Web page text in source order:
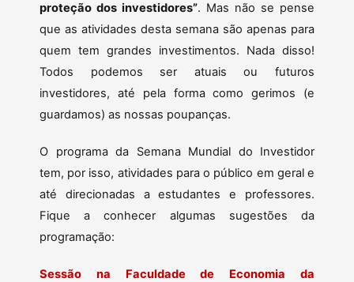
proteção dos investidores”. Mas não se pense
que as atividades desta semana são apenas para
quem tem grandes investimentos. Nada disso!
Todos podemos ser atuais ou futuros
investidores, até pela forma como gerimos (e
guardamos) as nossas poupanças.
O programa da Semana Mundial do Investidor
tem, por isso, atividades para o público em geral e
até direcionadas a estudantes e professores.
Fique a conhecer algumas sugestões da
programação:
Sessão na Faculdade de Economia da